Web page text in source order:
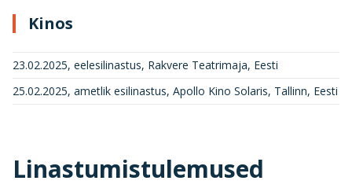
Kinos
23.02.2025, eelesilinastus, Rakvere Teatrimaja, Eesti
25.02.2025, ametlik esilinastus, Apollo Kino Solaris, Tallinn, Eesti
Linastumistulemused